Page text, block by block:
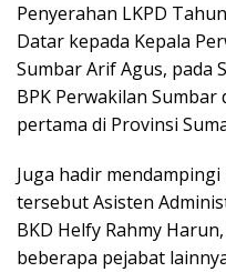
Penyerahan LKPD
Datar kepada Kepala
Sumbar Arif Agus, pada
BPK Perwakilan
pertama di Provinsi
Juga hadir
tersebut Asisten
BKD Helfy Rahmy
beberapa pejabat